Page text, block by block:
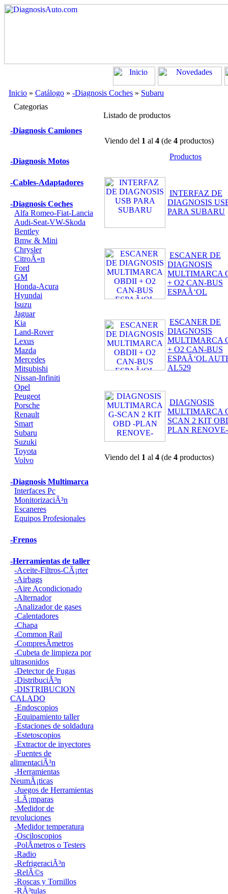
Inicio » Catálogo » -Diagnosis Coches » Subaru
Categorias
-Diagnosis Camiones
-Diagnosis Motos
-Cables-Adaptadores
-Diagnosis Coches
Alfa Romeo-Fiat-Lancia
Audi-Seat-VW-Skoda
Bentley
Bmw & Mini
Chrysler
CitroÃ«n
Ford
GM
Honda-Acura
Hyundai
Isuzu
Jaguar
Kia
Land-Rover
Lexus
Mazda
Mercedes
Mitsubishi
Nissan-Infiniti
Opel
Peugeot
Porsche
Renault
Smart
Subaru
Suzuki
Toyota
Volvo
-Diagnosis Multimarca
Interfaces Pc
MonitorizaciÃ³n
Escaneres
Equipos Profesionales
-Frenos
-Herramientas de taller
-Aceite-Filtros-CÃ¡rter
-Airbags
-Aire Acondicionado
-Alternador
-Analizador de gases
-Calentadores
-Chapa
-Common Rail
-CompresÃ­metros
-Cubeta de limpieza por
ultrasonidos
-Detector de Fugas
-DistribuciÃ³n
-DISTRIBUCION
CALADO
-Endoscopios
-Equipamiento taller
-Estaciones de soldadura
-Estetoscopios
-Extractor de inyectores
-Fuentes de
alimentaciÃ³n
-Herramientas
NeumÃ¡ticas
-Juegos de Herramientas
-LÃ¡mparas
-Medidor de
revoluciones
-Medidor temperatura
-Osciloscopios
-PolÃ­metros o Testers
-Radio
-RefrigeraciÃ³n
-RelÃ©s
-Roscas y Tornillos
-RÃ³tulas
Listado de productos
Viendo del 1 al 4 (de 4 productos)
Productos
INTERFAZ DE
DIAGNOSIS
PARA SUBARU
ESCANER DE
DIAGNOSIS
MULTIMARCA
+ O2 CAN-BUS
ESPAÃ‘OL
ESCANER DE
DIAGNOSIS
MULTIMARCA
+ O2 CAN-BUS
ESPAÃ‘OL
AL529
DIAGNOSIS
MULTIMARCA
SCAN 2 KIT
PLAN RENOVE-
Viendo del 1 al 4 (de 4 productos)